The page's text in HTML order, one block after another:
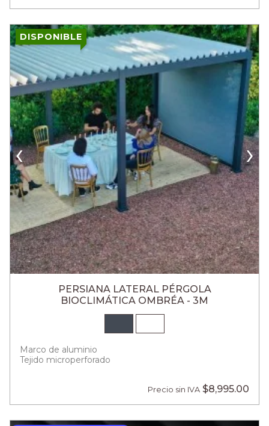
DISPONIBLE
‹ ›
PERSIANA LATERAL PÉRGOLA
BIOCLIMÁTICA OMBRÉA - 3M
Marco de aluminio
Tejido microperforado
Precio sin IVA $8,995.00